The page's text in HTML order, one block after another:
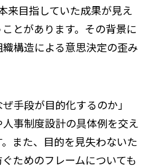
来目指していた成果が見え
とがあります。その背景に
構造による意思決定の歪み
手段が目的化するのか」
事制度設計の具体例を交え
また、目的を見失わないた
ためのフレームについても